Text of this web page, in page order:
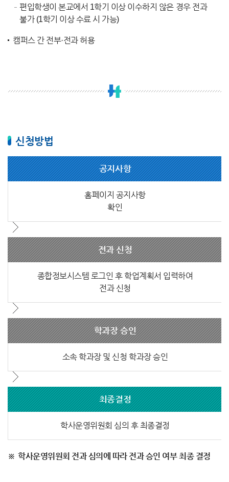
편입학생이 본교에서 1학기 이상 이수하지 않은 경우 전과
불가 (1학기 이상 수료 시 가능)
캠퍼스 간 전부·전과 허용
신청방법
공지사항
홈페이지 공지사항
확인
전과 신청
종합정보시스템 로그인 후 학업계획서 입력하여
전과 신청
학과장 승인
소속 학과장 및 신청 학과장 승인
최종결정
학사운영위원회 심의 후 최종결정
학사운영위원회 전과 심의에 따라 전과 승인 여부 최종 결정